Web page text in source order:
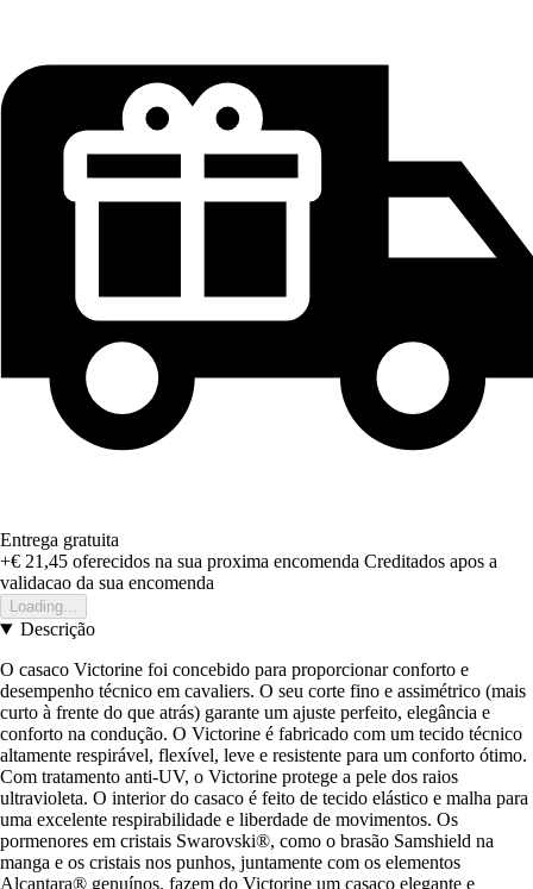
Entrega gratuita
+€ 21,45 oferecidos na sua proxima encomenda Creditados apos a
validacao da sua encomenda
Loading...
Descrição
O casaco Victorine foi concebido para proporcionar conforto e
desempenho técnico em cavaliers. O seu corte fino e assimétrico (mais
curto à frente do que atrás) garante um ajuste perfeito, elegância e
conforto na condução. O Victorine é fabricado com um tecido técnico
altamente respirável, flexível, leve e resistente para um conforto ótimo.
Com tratamento anti-UV, o Victorine protege a pele dos raios
ultravioleta. O interior do casaco é feito de tecido elástico e malha para
uma excelente respirabilidade e liberdade de movimentos. Os
pormenores em cristais Swarovski®, como o brasão Samshield na
manga e os cristais nos punhos, juntamente com os elementos
Alcantara® genuínos, fazem do Victorine um casaco elegante e